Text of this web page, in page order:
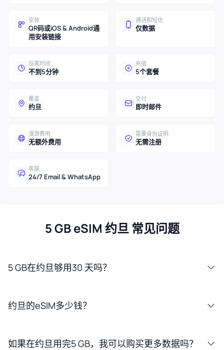
安装
QR码或iOS & Android通
用安装链接
通话和短信
仅数据
设置时间
不到5分钟
充值
5个套餐
覆盖
约旦
交付
即时邮件
漫游费用
无额外费用
需要身份证明
无需注册
客服
24/7 Email & WhatsApp
5 GB eSIM 约旦 常见问题
5 GB在约旦够用30 天吗？
约旦的eSIM多少钱？
如果在约旦用完5 GB，我可以购买更多数据吗？